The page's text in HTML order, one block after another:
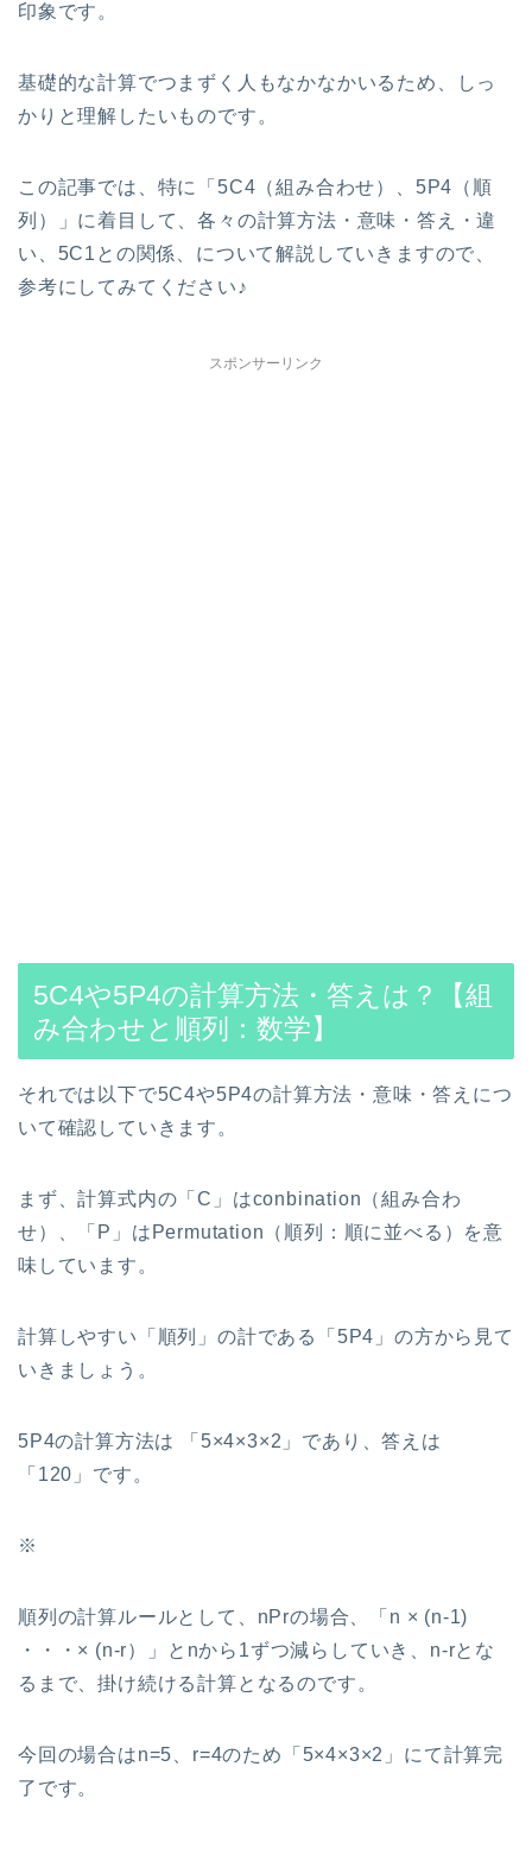
印象です。
基礎的な計算でつまずく人もなかなかいるため、しっ
かりと理解したいものです。
この記事では、特に「5C4（組み合わせ）、5P4（順
列）」に着目して、各々の計算方法・意味・答え・違
い、5C1との関係、について解説していきますので、
参考にしてみてください♪
スポンサーリンク
5C4や5P4の計算方法・答えは？【組
み合わせと順列：数学】
それでは以下で5C4や5P4の計算方法・意味・答えにつ
いて確認していきます。
まず、計算式内の「C」はconbination（組み合わ
せ）、「P」はPermutation（順列：順に並べる）を意
味しています。
計算しやすい「順列」の計である「5P4」の方から見て
いきましょう。
5P4の計算方法は 「5×4×3×2」であり、答えは
「120」です。
※
順列の計算ルールとして、nPrの場合、「n × (n-1)
・・・× (n-r）」とnから1ずつ減らしていき、n-rとな
るまで、掛け続ける計算となるのです。
今回の場合はn=5、r=4のため「5×4×3×2」にて計算完
了です。